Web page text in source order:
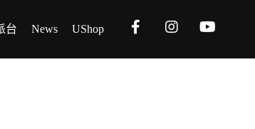
台 News UShop